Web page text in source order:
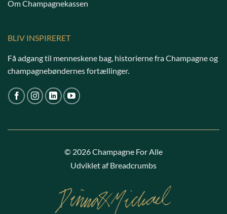
Om Champagnekassen
BLIV INSPIRERET
Få adgang til menneskene bag, historierne fra Champagne og
champagnebøndernes fortællinger.
© 2026 Champagne For Alle
Udviklet af Breadcrumbs